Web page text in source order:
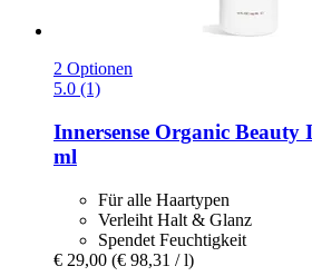
2 Optionen
5.0 (1)
Innersense Organic Beauty
ml
Für alle Haartypen
Verleiht Halt & Glanz
Spendet Feuchtigkeit
€ 29,00 (€ 98,31 / l)